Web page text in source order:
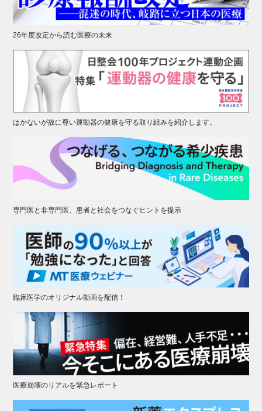
26年度改定から読む医療の未来
はかないが故に尊い運動器の健康を守る取り組みを紹介します。
専門医と非専門医、患者と社会をつなぐヒントを提示
臨床医学のオリジナル動画を配信！
医療崩壊のリアルを緊急レポート